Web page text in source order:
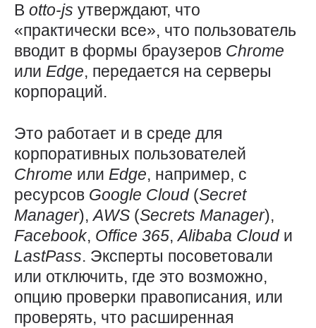
В otto-js утверждают, что
«практически все», что пользователь
вводит в формы браузеров Chrome
или Edge, передается на серверы
корпораций.
Это работает и в среде для
корпоративных пользователей
Chrome или Edge, например, с
ресурсов Google Cloud (Secret
Manager),AWS (Secrets Manager),
Facebook, Office 365,Alibaba Cloud и
LastPass. Эксперты посоветовали
или отключить, где это возможно,
опцию проверки правописания, или
проверять, что расширенная